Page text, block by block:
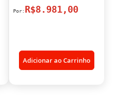
R$8.981,00
Adicionar ao Carrinho